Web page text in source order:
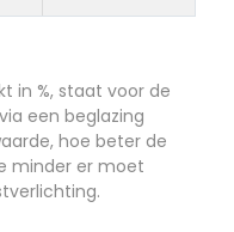
in %, staat voor de
een beglazing
hoe beter de
minder er moet